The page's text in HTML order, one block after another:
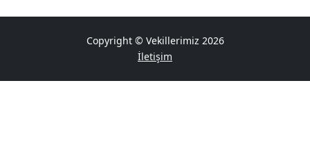
Copyright © Vekillerimiz 2026
İletişim